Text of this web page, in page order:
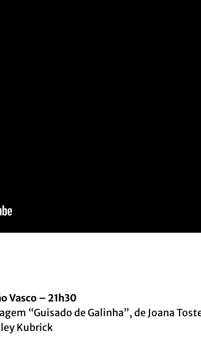
Vasco – 21h30
“Guisado de Galinha”, de Joana
Kubrick